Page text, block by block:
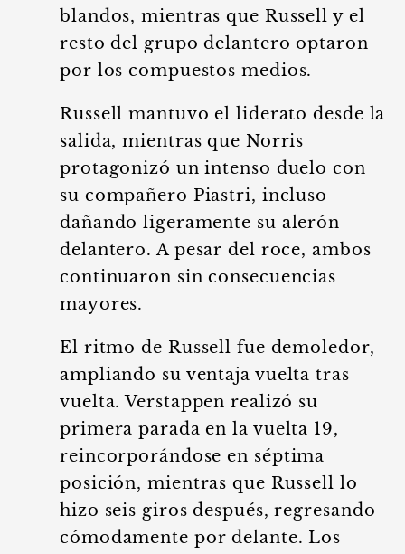
blandos, mientras que Russell y el
resto del grupo delantero optaron
por los compuestos medios.
Russell mantuvo el liderato desde la
salida, mientras que Norris
protagonizó un intenso duelo con
su compañero Piastri, incluso
dañando ligeramente su alerón
delantero. A pesar del roce, ambos
continuaron sin consecuencias
mayores.
El ritmo de Russell fue demoledor,
ampliando su ventaja vuelta tras
vuelta. Verstappen realizó su
primera parada en la vuelta 19,
reincorporándose en séptima
posición, mientras que Russell lo
hizo seis giros después, regresando
cómodamente por delante. Los